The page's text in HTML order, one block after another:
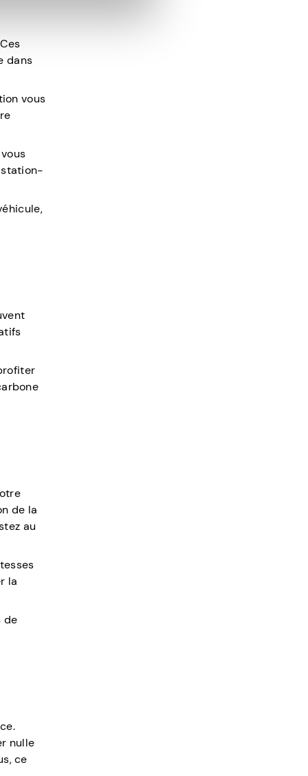
dans
vous
station-
de la
au
la
de
nulle
ce